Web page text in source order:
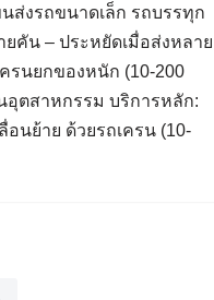
ส่งรถขนาดเล็ก รถบรรทุก
คัน – ประหยัดเมื่อส่งหลาย
รนยกของหนัก (10-200
อุตสาหกรรม บริการหลัก:
อนย้าย ด้วยรถเครน (10-